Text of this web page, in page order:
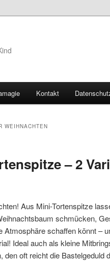
Kontakt
WEIHNACHTEN
– 2
Aus Mini-Tortenspitze
schmücken,
schaffen könnt –
Ideal auch als kleine
den oft reicht die Bastelgeduld